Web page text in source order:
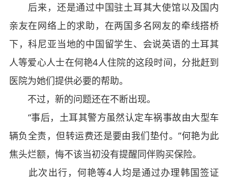
后来，还是通过中国驻土耳其大使馆以及国内
亲友在网络上的求助，在两国多名网友的牵线搭桥
下，科尼亚当地的中国留学生、会说英语的土耳其
人等爱心人士在何艳4人住院的这段时间，分批赶到
医院为她们提供必要的帮助。
不过，新的问题还在不断出现。
“事后，土耳其警方虽然认定车祸事故由大型车
辆负全责，但转运费还是要由我们垫付。”何艳为此
焦头烂额，悔不该当初没有提醒同伴购买保险。
此次出行，何艳等4人均是通过办理韩国签证